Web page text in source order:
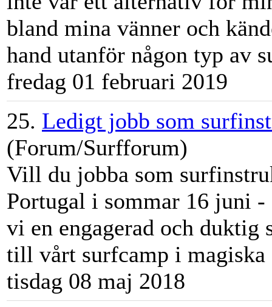
bland mina vänner och
hand utanför någon typ av
fredag 01 februari 2019
25. Ledigt jobb som
(Forum/Surfforum)
Vill du jobba som
Portugal i sommar 16 juni -
vi en engagerad och duktig
till vårt surfcamp i
tisdag 08 maj 2018